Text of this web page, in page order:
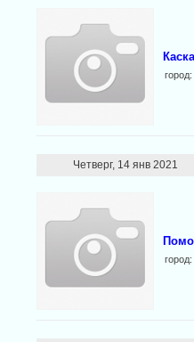
город:
Четверг, 14 янв 2021
город: